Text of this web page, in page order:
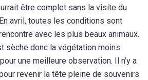
être complet sans la visite du
avril, toutes les conditions sont
avec les plus beaux animaux.
sèche donc la végétation moins
une meilleure observation. Il n’y a
revenir la tête pleine de souvenirs